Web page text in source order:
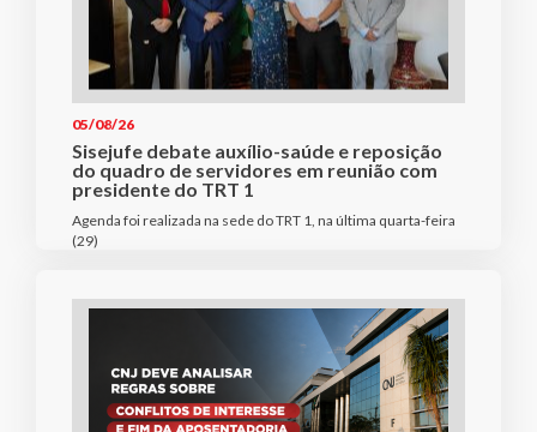
05/08/26
Sisejufe debate auxílio-saúde e reposição
do quadro de servidores em reunião com
presidente do TRT 1
Agenda foi realizada na sede do TRT 1, na última quarta-feira
(29)